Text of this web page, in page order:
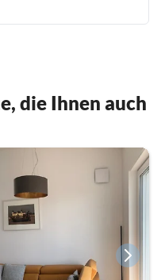
die Ihnen auch